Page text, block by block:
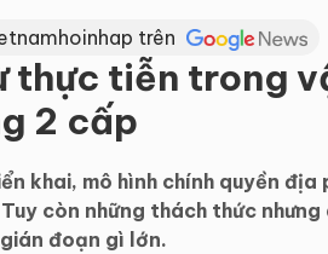
trên
thực tiễn trong
2 cấp
khai, mô hình chính quyền địa
còn những thách thức
đoạn gì lớn.